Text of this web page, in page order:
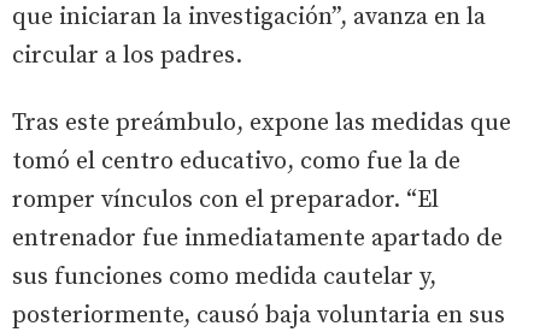
que iniciaran la investigación”, avanza en la
circular a los padres.
Tras este preámbulo, expone las medidas que
tomó el centro educativo, como fue la de
romper vínculos con el preparador. “El
entrenador fue inmediatamente apartado de
sus funciones como medida cautelar y,
posteriormente, causó baja voluntaria en sus